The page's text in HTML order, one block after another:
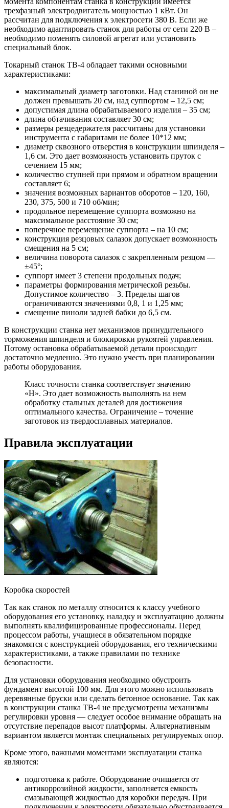
трехфазный электродвигатель мощностью 1 кВт. Он
рассчитан для подключения к электросети 380 В. Если же
необходимо адаптировать станок для работы от сети 220 В –
необходимо поменять силовой агрегат или установить
специальный блок.
Токарный станок ТВ-4 обладает такими основными
характеристиками:
максимальный диаметр заготовки. Над станиной он не
должен превышать 20 см, над суппортом – 12,5 см;
допустимая длина обрабатываемого изделия – 35 см;
длина обтачивания составляет 30 см;
размеры резцедержателя рассчитаны для установки
инструмента с габаритами не более 10*12 мм;
диаметр сквозного отверстия в конструкции шпинделя –
1,6 см. Это дает возможность установить пруток с
сечением 15 мм;
количество ступней при прямом и обратном вращении
составляет 6;
значения возможных вариантов оборотов – 120, 160,
230, 375, 500 и 710 об/мин;
продольное перемещение суппорта возможно на
максимальное расстояние 30 см;
поперечное перемещение суппорта – на 10 см;
конструкция резцовых салазок допускает возможность
смещения на 5 см;
величина поворота салазок с закрепленным резцом —
±45°;
суппорт имеет 3 степени продольных подач;
параметры формирования метрической резьбы.
Допустимое количество – 3. Пределы шагов
ограничиваются значениями 0,8, 1 и 1,25 мм;
смещение пиноли задней бабки до 6,5 см.
В конструкции станка нет механизмов принудительного
торможения шпинделя и блокировки рукоятей управления.
Потому остановка обрабатываемой детали происходит
достаточно медленно. Это нужно учесть при планировании
работы оборудования.
Класс точности станка соответствует значению
«Н». Это дает возможность выполнять на нем
обработку стальных деталей для достижения
оптимального качества. Ограничение – точение
заготовок из твердосплавных материалов.
Правила эксплуатации
Коробка скоростей
Так как станок по металлу относится к классу учебного
оборудования его установку, наладку и эксплуатацию должны
выполнять квалифицированные профессионалы. Перед
процессом работы, учащиеся в обязательном порядке
знакомятся с конструкцией оборудования, его техническими
характеристиками, а также правилами по технике
безопасности.
Для установки оборудования необходимо обустроить
фундамент высотой 100 мм. Для этого можно использовать
деревянные бруски или сделать бетонное основание. Так как
в конструкции станка ТВ-4 не предусмотрены механизмы
регулировки уровня — следует особое внимание обращать на
отсутствие перепадов высот платформы. Альтернативным
вариантом является монтаж специальных регулируемых опор.
Кроме этого, важными моментами эксплуатации станка
являются:
подготовка к работе. Оборудование очищается от
антикоррозийной жидкости, заполняется емкость
смазывающей жидкостью для коробки передач. При